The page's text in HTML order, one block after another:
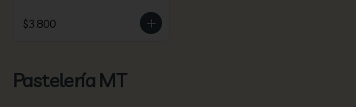
$3.800
Pastelería MT